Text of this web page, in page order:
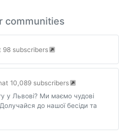
communities
98 subscribers
10,089 subscribers
у Львові? Ми маємо чудові
до нашої бесіди та